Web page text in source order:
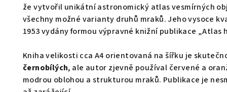
že vytvořil unikátní astronomický atlas vesmírných
všechny možné varianty druhů mraků. Jeho vysoce
1953 vydány formou výpravné knižní publikace „Atlas
Kniha velikosti cca A4 orientovaná na šířku je
černobílých, ale autor zjevně používal červené a
modrou oblohou a strukturou mraků. Publikace je